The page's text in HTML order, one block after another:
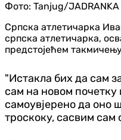
Фото: Tanjug/JADRANKA
Српска атлетичарка
српска атлетичарка,
предстојећем
"Истакла бих да сам
сам на новом почетку
самоувјерено да оно
троскоку, сасвим сам